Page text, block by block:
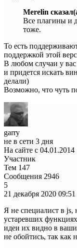
Merelin
Все плагины и
тоже.
То есть
поддержкой этой
В любом случаи у вас
и придется искать
делали)
Возможно, что чуть
garry
не в сети 3 дня
На сайте с 04.01.2014
Участник
Тем 147
Сообщения 2946
5
21 декабря 2020 09:51
Я не специалист в js,
устаревших
идеи их видно в
не обойтись, так как